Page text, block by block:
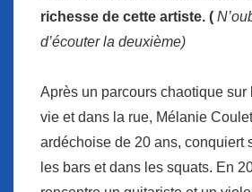
richesse de cette artiste. (
d’écouter la deuxième)
Après un parcours chaotique sur
vie et dans la rue, Mélanie
ardéchoise de 20 ans, conquiert
les bars et dans les squats. En